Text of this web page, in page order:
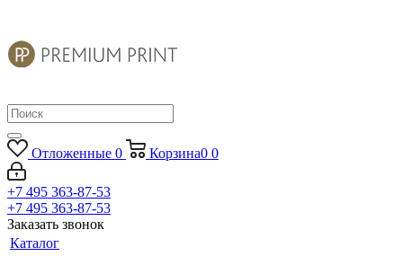
Отложенные 0 Корзина0 0
+7 495 363-87-53
+7 495 363-87-53
Заказать звонок
Каталог